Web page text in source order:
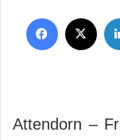
Attendorn –